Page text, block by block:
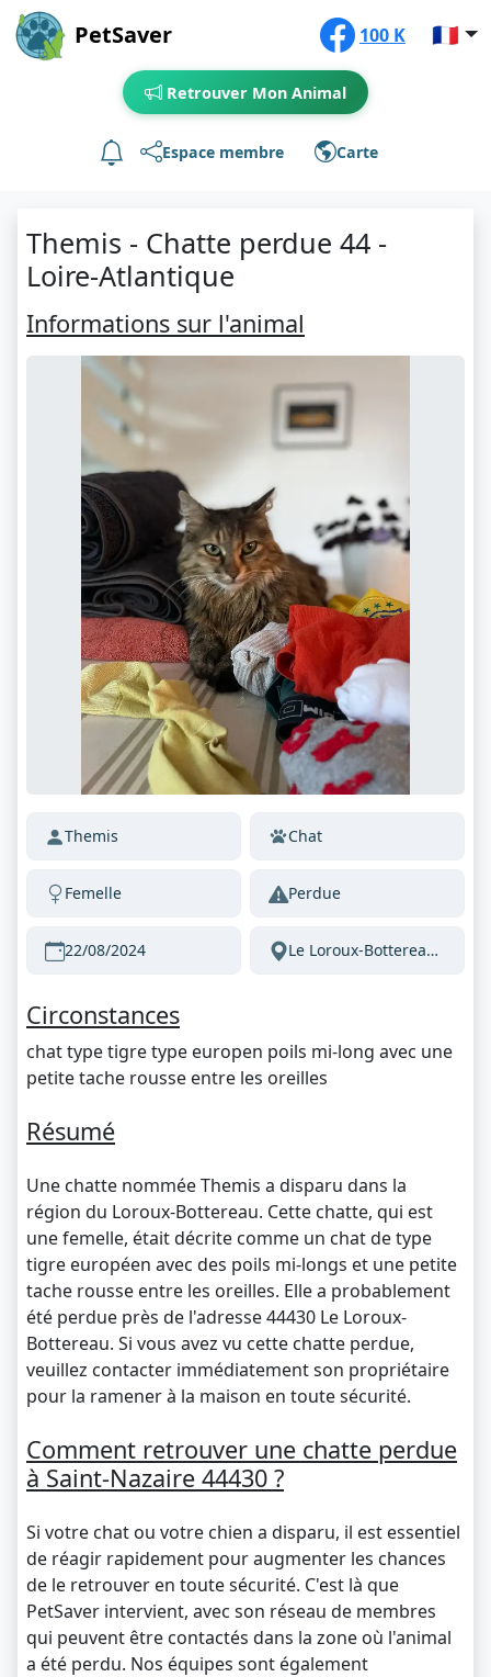
PetSaver 100 K 🇫🇷
Retrouver Mon Animal
Espace membre Carte
Themis - Chatte perdue 44 -
Loire-Atlantique
Informations sur l'animal
Themis Chat
Femelle Perdue
22/08/2024 Le Loroux-Bottereau 44430 France
Circonstances
chat type tigre type europen poils mi-long avec une
petite tache rousse entre les oreilles
Résumé
Une chatte nommée Themis a disparu dans la
région du Loroux-Bottereau. Cette chatte, qui est
une femelle, était décrite comme un chat de type
tigre européen avec des poils mi-longs et une petite
tache rousse entre les oreilles. Elle a probablement
été perdue près de l'adresse 44430 Le Loroux-
Bottereau. Si vous avez vu cette chatte perdue,
veuillez contacter immédiatement son propriétaire
pour la ramener à la maison en toute sécurité.
Comment retrouver une chatte perdue
à Saint-Nazaire 44430 ?
Si votre chat ou votre chien a disparu, il est essentiel
de réagir rapidement pour augmenter les chances
de le retrouver en toute sécurité. C'est là que
PetSaver intervient, avec son réseau de membres
qui peuvent être contactés dans la zone où l'animal
a été perdu. Nos équipes sont également